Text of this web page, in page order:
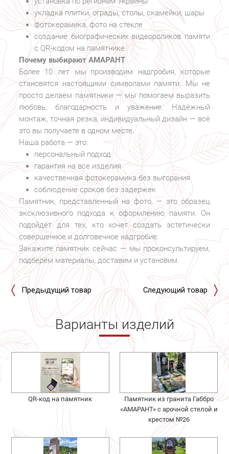
укладка плитки, ограды, столы, скамейки, шары
фотокерамика, фото на стекле
создание биографических видеороликов памяти
с QR-кодом на памятнике
Почему выбирают АМАРАНТ
Более 10 лет мы производим надгробия, которые
становятся настоящими символами памяти. Мы не
просто делаем памятники — мы помогаем выразить
любовь, благодарность и уважение. Надёжный
монтаж, точная резка, индивидуальный дизайн — всё
это вы получаете в одном месте.
Наша работа — это:
персональный подход
гарантия на все изделия
качественная фотокерамика без выгорания
соблюдение сроков без задержек
Памятник, представленный на фото, — это образец
эксклюзивного подхода к оформлению памяти. Он
подойдёт для тех, кто хочет создать эстетически
совершенное и долговечное надгробие.
Закажите памятник сейчас — мы проконсультируем,
подберём материалы, доставим и установим.
Предыдущий товар Следующий товар
Варианты изделий
QR-код на памятник
Памятник из гранита Габбро
«АМАРАНТ» с арочной стелой и
крестом №26